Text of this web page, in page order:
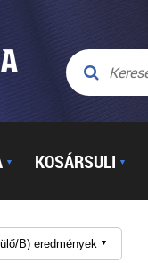
▼ KOSÁRSULI ▼
B) eredmények ▼